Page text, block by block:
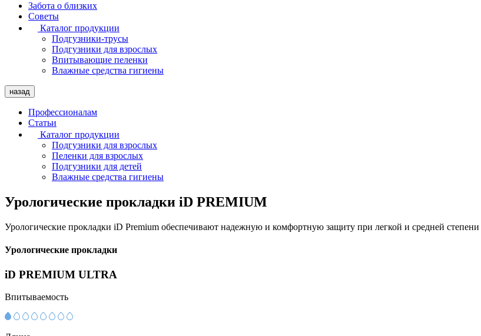
Забота о близких
Советы
Каталог продукции
Подгузники-трусы
Подгузники для взрослых
Впитывающие пеленки
Влажные средства гигиены
назад
Профессионалам
Статьи
Каталог продукции
Подгузники для взрослых
Пеленки для взрослых
Подгузники для детей
Влажные средства гигиены
Урологические прокладки iD PREMIUM
Урологические прокладки iD Premium обеспечивают надежную и комфортную защиту при легкой и средней
Урологические прокладки
iD PREMIUM ULTRA
Впитываемость